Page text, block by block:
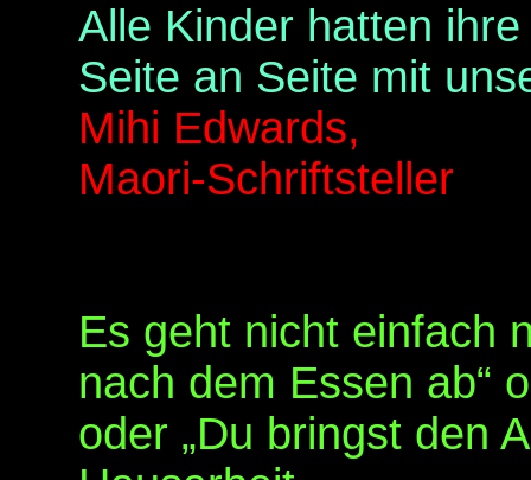
Alle Kinder hatten
Seite an Seite mit
Mihi Edwards,
Maori-Schriftsteller
Es geht nicht einfach
nach dem Essen ab“
oder „Du bringst den